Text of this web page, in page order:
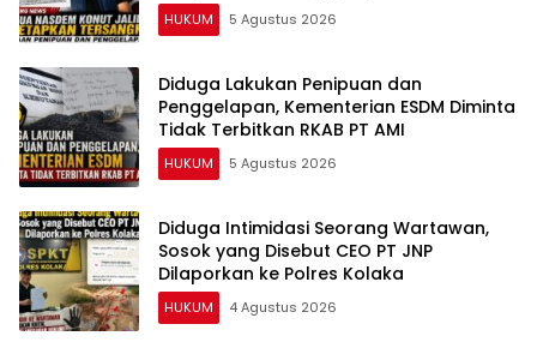
HUKUM 5 Agustus 2026
Diduga Lakukan Penipuan dan
Penggelapan, Kementerian ESDM Diminta
Tidak Terbitkan RKAB PT AMI
HUKUM 5 Agustus 2026
Diduga Intimidasi Seorang Wartawan,
Sosok yang Disebut CEO PT JNP
Dilaporkan ke Polres Kolaka
HUKUM 4 Agustus 2026